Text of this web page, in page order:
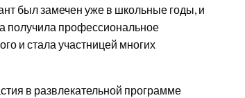
был замечен уже в школьные годы, и
получила профессиональное
и стала участницей многих
в развлекательной программе